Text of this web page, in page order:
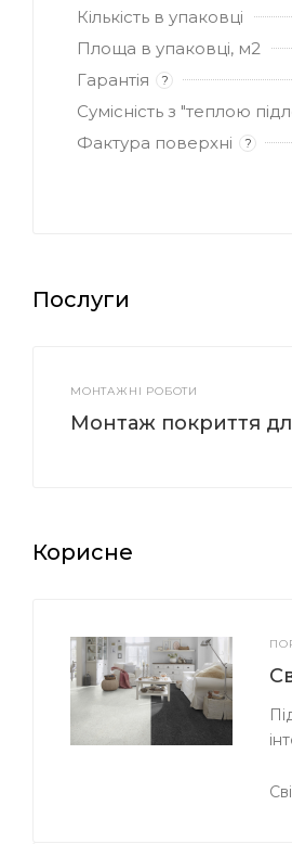
Кількість в упаковці
Площа в упаковці, м2
Гарантія
?
Сумісність з "теплою
Фактура поверхні
?
Послуги
МОНТАЖНІ РОБОТИ
Монтаж покриття
Корисне